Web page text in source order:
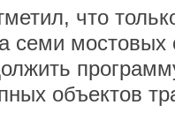
что
семи
объектов